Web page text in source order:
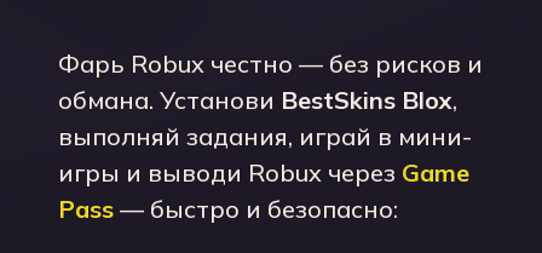
Фарь Robux честно — без рисков и
обмана. Установи BestSkins Blox,
выполняй задания, играй в мини-
игры и выводи Robux через Game
Pass — быстро и безопасно: